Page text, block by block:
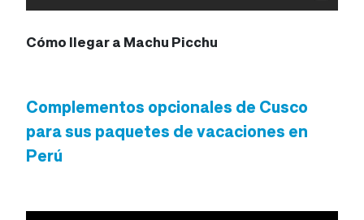
Cómo llegar a Machu Picchu
Complementos opcionales de Cusco
para sus paquetes de vacaciones en
Perú